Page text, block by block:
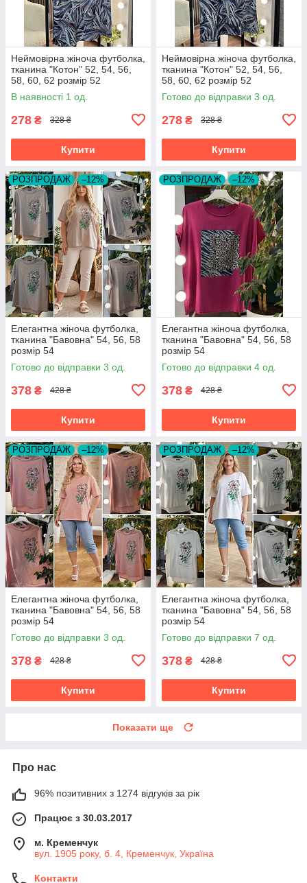
Неймовірна жіноча футболка,
тканина "Котон" 52, 54, 56,
58, 60, 62 розмір 52
В наявності 1 од.
278 ₴ 328 ₴
Купити
Неймовірна жіноча футболка,
тканина "Котон" 52, 54, 56,
58, 60, 62 розмір 52
Готово до відправки 3 од.
278 ₴ 328 ₴
Купити
РОЗПРОДАЖ –12%
Елегантна жіноча футболка,
тканина "Бавовна" 54, 56, 58
розмір 54
Готово до відправки 3 од.
378 ₴ 428 ₴
Купити
РОЗПРОДАЖ –12%
Елегантна жіноча футболка,
тканина "Бавовна" 54, 56, 58
розмір 54
Готово до відправки 4 од.
378 ₴ 428 ₴
Купити
РОЗПРОДАЖ –12%
Елегантна жіноча футболка,
тканина "Бавовна" 54, 56, 58
розмір 54
Готово до відправки 3 од.
378 ₴ 428 ₴
Купити
РОЗПРОДАЖ –12%
Елегантна жіноча футболка,
тканина "Бавовна" 54, 56, 58
розмір 54
Готово до відправки 7 од.
378 ₴ 428 ₴
Купити
Показати ще
Про нас
96% позитивних з 1274 відгуків за рік
Працює з 30.03.2017
м. Кременчук
вул. 1905 року, б. 4, Кременчук, Україна
Контакти